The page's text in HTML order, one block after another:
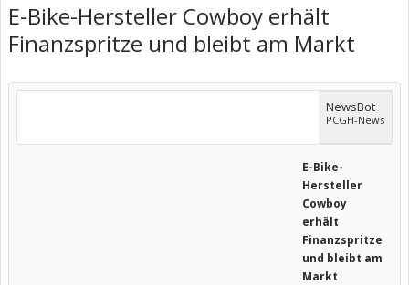
E-Bike-Hersteller Cowboy erhält
Finanzspritze und bleibt am Markt
NewsBot
PCGH-News
E-Bike-
Hersteller
Cowboy
erhält
Finanzspritze
und bleibt am
Markt